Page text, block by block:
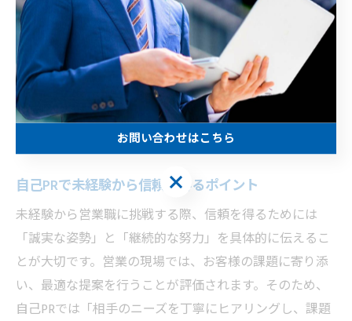
例えば、「前職で培ったコミュニケーション能力」や
「新しい知識を積極的に吸収する習慣」など、具体的な
エピソードを交えてアピールすると説得力が増します。
営業未経験だからこそ、顧客視点を大切にできる点や、
既存のお客様に新しい価値を提案できる姿勢を前面に押
自己PRで未経験から信頼を得るポイント
未経験から営業職に挑戦する際、信頼を得るためには
「誠実な姿勢」と「継続的な努力」を具体的に伝えるこ
とが大切です。営業の現場では、お客様の課題に寄り添
い、最適な提案を行うことが評価されます。そのため、
自己PRでは「相手のニーズを丁寧にヒアリングし、課題
お問い合わせはこちら
お問い合わせはこちら